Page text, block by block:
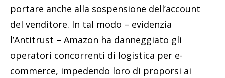
portare anche alla sospensione dell’account
del venditore. In tal modo – evidenzia
l’Antitrust – Amazon ha danneggiato gli
operatori concorrenti di logistica per e-
commerce, impedendo loro di proporsi ai